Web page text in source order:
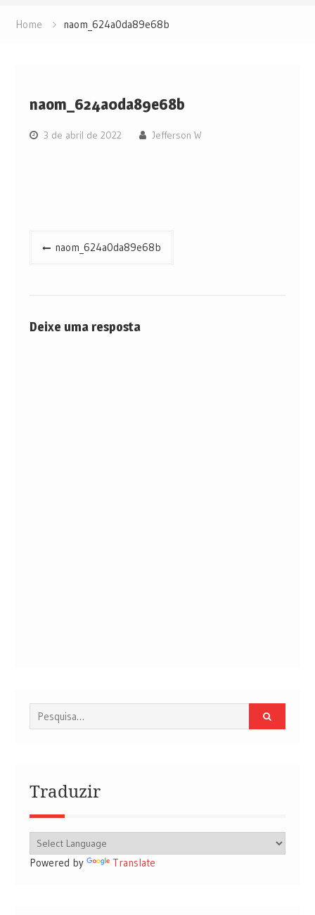
Home naom_624a0da89e68b
naom_624a0da89e68b
3 de abril de 2022 Jefferson W
Navegação
naom_624a0da89e68b
Deixe uma resposta
Procurar
por:
Traduzir
Powered by Translate